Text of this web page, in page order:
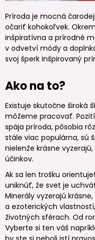
Príroda je mocná
očariť kohokoľvek.
inšpiratívna a prírodné
v odvetví módy a
svoj šperk inšpirovaný
Ako na to?
Existuje skutočne široká
môžeme pracovať.
spája príroda, pôsobia
stále viac populárna, sú
nielenže krásne
účinkov.
Ak sa len trošku
uniknúť, že svet je
Minerály vyzerajú
a ezoterických
životných sférach. Od
Vyberte si ten váš